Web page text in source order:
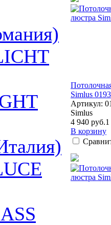
Simlus
Артикул:
Simlus
4 940 руб.
В корзину